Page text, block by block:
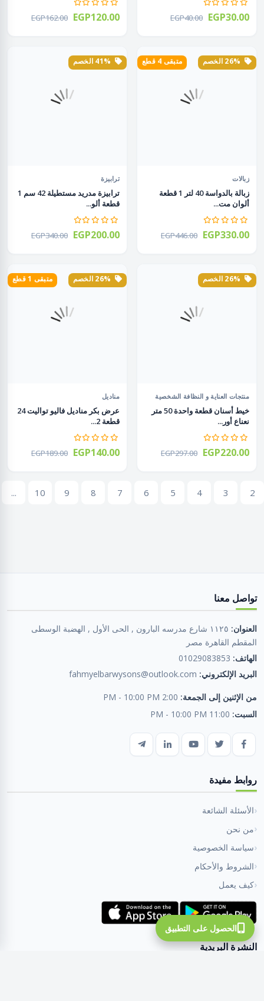
EGP40.00 EGP30.00
EGP162.00 EGP120.00
متبقى 4 قطع
زبالات
زبالة بالدواسة 40 لتر 1 قطعة
ألوان مت...
EGP446.00 EGP330.00
ترابيزة
ترابيزة مدريد مستطيلة 42 سم 1
قطعة ألو...
EGP340.00 EGP200.00
منتجات العناية و النظافة الشخصية
خيط أسنان قطعة واحدة 50 متر
نعناع أور...
EGP297.00 EGP220.00
متبقى 1 قطع
مناديل
عرض بكر مناديل فاليو تواليت 24
قطعة 2...
EGP189.00 EGP140.00
2
3
4
5
6
7
8
9
10
...
تواصل معنا
العنوان:
١١٢٥ شارع مدرسه البارون , الحى الأول , الهضبة الوسطى
المقطم القاهرة مصر
الهاتف: 01029083853
البريد الإلكتروني: fahmyelbarwysons@outlook.com
من الإثنين إلى الجمعة: 2:00 PM - 10:00 PM
السبت: 11:00 PM - 10:00 PM
روابط مفيدة
الأسئلة الشائعة
من نحن
سياسة الخصوصية
الشروط والأحكام
كيف يعمل
النشرة البريدية
الحصول على التطبيق